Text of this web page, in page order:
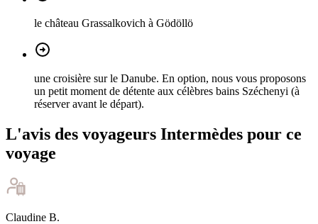
le château Grassalkovich à Gödöllö
une croisière sur le Danube. En option, nous vous proposons
un petit moment de détente aux célèbres bains Széchenyi (à
réserver avant le départ).
L'avis des voyageurs Intermèdes pour ce
voyage
Claudine B.